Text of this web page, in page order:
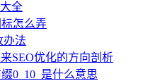
全
怎么弄
办法
SEO优化的方向剖析
0_10_是什么意思